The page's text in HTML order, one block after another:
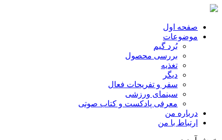
صفحه اول
موضوعات
بُرد گیم
بررسی محصول
تغذیه
دیگر
سفر و تفریحات فعال
سینمای ورزشی
معرفی پادکست و کتاب صوتی
درباره من
ارتباط با من